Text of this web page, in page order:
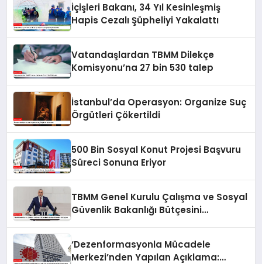
İçişleri Bakanı, 34 Yıl Kesinleşmiş
Hapis Cezalı Şüpheliyi Yakalattı
Vatandaşlardan TBMM Dilekçe
Komisyonu’na 27 bin 530 talep
İstanbul’da Operasyon: Organize Suç
Örgütleri Çökertildi
500 Bin Sosyal Konut Projesi Başvuru
Süreci Sonuna Eriyor
TBMM Genel Kurulu Çalışma ve Sosyal
Güvenlik Bakanlığı Bütçesini
‘Dezenformasyonla Mücadele
Merkezi’nden Yapılan Açıklama: